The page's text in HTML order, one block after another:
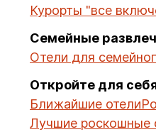
Курорты "все
Семейные
Отели для
Откройте для
Ближайшие отели
Лучшие роскошные